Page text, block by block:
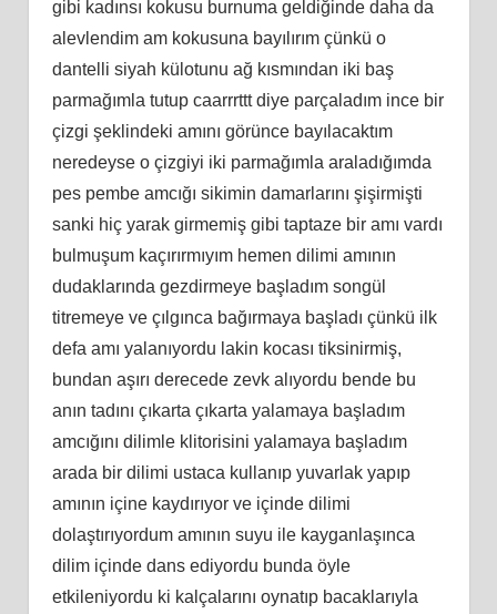
gibi kadınsı kokusu burnuma geldiğinde daha da
alevlendim am kokusuna bayılırım çünkü o
dantelli siyah külotunu ağ kısmından iki baş
parmağımla tutup caarrrttt diye parçaladım ince bir
çizgi şeklindeki amını görünce bayılacaktım
neredeyse o çizgiyi iki parmağımla araladığımda
pes pembe amcığı sikimin damarlarını şişirmişti
sanki hiç yarak girmemiş gibi taptaze bir amı vardı
bulmuşum kaçırırmıyım hemen dilimi amının
dudaklarında gezdirmeye başladım songül
titremeye ve çılgınca bağırmaya başladı çünkü ilk
defa amı yalanıyordu lakin kocası tiksinirmiş,
bundan aşırı derecede zevk alıyordu bende bu
anın tadını çıkarta çıkarta yalamaya başladım
amcığını dilimle klitorisini yalamaya başladım
arada bir dilimi ustaca kullanıp yuvarlak yapıp
amının içine kaydırıyor ve içinde dilimi
dolaştırıyordum amının suyu ile kayganlaşınca
dilim içinde dans ediyordu bunda öyle
etkileniyordu ki kalçalarını oynatıp bacaklarıyla